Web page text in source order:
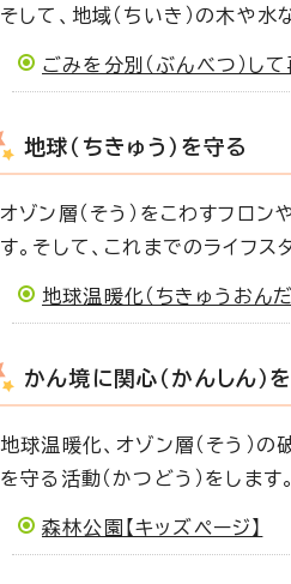
そして、地域（ちいき）の木や
ごみを分別（ぶんべつ）して
地球（ちきゅう）を守る
オゾン層（そう）をこわすフロ
す。そして、これまでのライフス
地球温暖化（ちきゅうおんだ
かん境に関心（かんしん）
地球温暖化、オゾン層（そう）の
を守る活動（かつどう）をします。
森林公園【キッズページ】